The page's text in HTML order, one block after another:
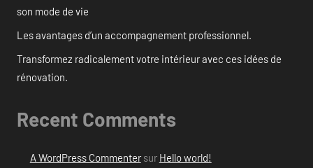
son mode de vie
Les avantages d’un accompagnement professionnel.
Transformez radicalement votre intérieur avec ces idées de
rénovation.
Recent Comments
A WordPress Commentersur Hello world!